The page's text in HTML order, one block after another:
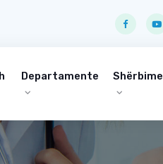
Departamente Shërbime